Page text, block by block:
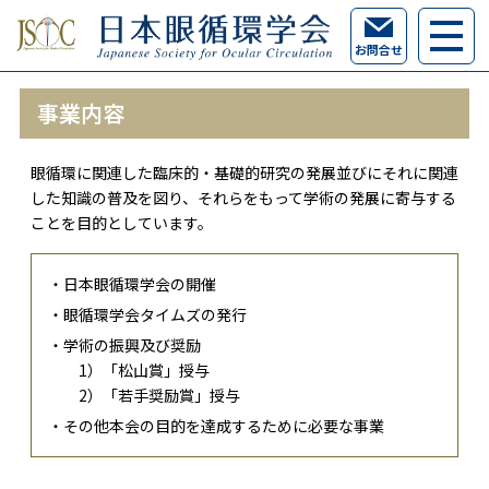
お問合せ
事業内容
眼循環に関連した臨床的・基礎的研究の発展並びにそれに関連
した知識の普及を図り、それらをもって学術の発展に寄与する
ことを目的としています。
・日本眼循環学会の開催
・眼循環学会タイムズの発行
・学術の振興及び奨励
1）「松山賞」授与
2）「若手奨励賞」授与
・その他本会の目的を達成するために必要な事業